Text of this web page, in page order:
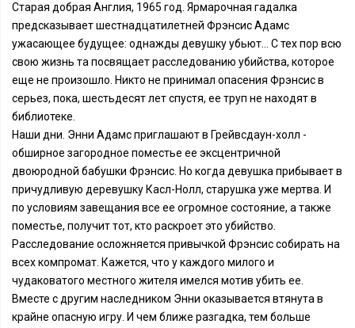
Старая добрая Англия, 1965 год. Ярмарочная гадалка
предсказывает шестнадцатилетней Фрэнсис Адамс
ужасающее будущее: однажды девушку убьют… С тех пор всю
свою жизнь та посвящает расследованию убийства, которое
еще не произошло. Никто не принимал опасения Фрэнсис в
серьез, пока, шестьдесят лет спустя, ее труп не находят в
библиотеке.
Наши дни. Энни Адамс приглашают в Грейвсдаун-холл -
обширное загородное поместье ее эксцентричной
двоюродной бабушки Фрэнсис. Но когда девушка прибывает в
причудливую деревушку Касл-Нолл, старушка уже мертва. И
по условиям завещания все ее огромное состояние, а также
поместье, получит тот, кто раскроет это убийство.
Расследование осложняется привычкой Фрэнсис собирать на
всех компромат. Кажется, что у каждого милого и
чудаковатого местного жителя имелся мотив убить ее.
Вместе с другим наследником Энни оказывается втянута в
крайне опасную игру. И чем ближе разгадка, тем больше